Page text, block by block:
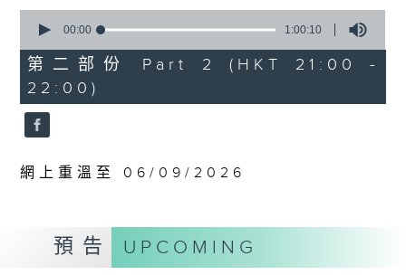
seconds
1
hour,
10
seconds
00:00 1:00:10
第二部份 Part 2 (HKT 21:00 -
22:00)
網上重溫至 06/09/2026
預告 UPCOMING